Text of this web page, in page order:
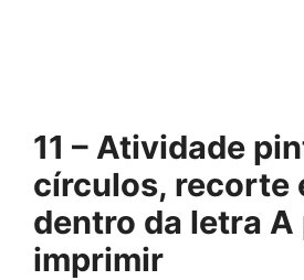
11 – Atividade
círculos, recorte
dentro da letra A
imprimir